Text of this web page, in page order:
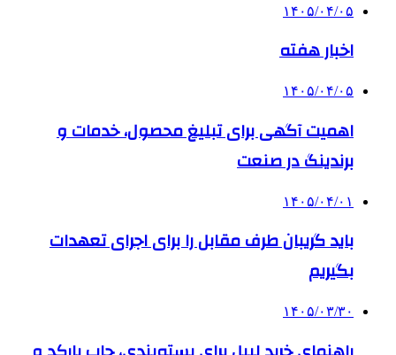
۱۴۰۵/۰۴/۰۵
اخبار هفته
۱۴۰۵/۰۴/۰۵
اهمیت آگهی برای تبلیغ محصول، خدمات و
برندینگ در صنعت
۱۴۰۵/۰۴/۰۱
باید گریبان طرف مقابل را برای اجرای تعهدات
بگیریم
۱۴۰۵/۰۳/۳۰